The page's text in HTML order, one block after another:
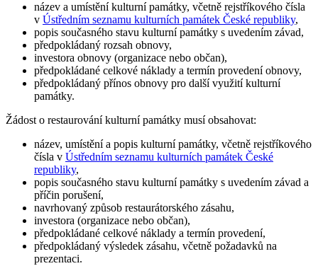
název a umístění kulturní památky, včetně rejstříkového čísla
v Ústředním seznamu kulturních památek České republiky,
popis současného stavu kulturní památky s uvedením závad,
předpokládaný rozsah obnovy,
investora obnovy (organizace nebo občan),
předpokládané celkové náklady a termín provedení obnovy,
předpokládaný přínos obnovy pro další využití kulturní
památky.
Žádost o restaurování kulturní památky musí obsahovat:
název, umístění a popis kulturní památky, včetně rejstříkového
čísla v Ústředním seznamu kulturních památek České
republiky,
popis současného stavu kulturní památky s uvedením závad a
příčin porušení,
navrhovaný způsob restaurátorského zásahu,
investora (organizace nebo občan),
předpokládané celkové náklady a termín provedení,
předpokládaný výsledek zásahu, včetně požadavků na
prezentaci.